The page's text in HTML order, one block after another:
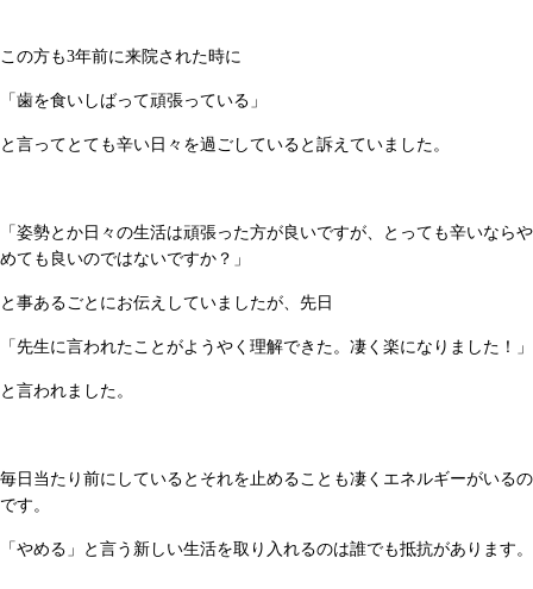
この方も3年前に来院された時に
「歯を食いしばって頑張っている」
と言ってとても辛い日々を過ごしていると訴えていました。
「姿勢とか日々の生活は頑張った方が良いですが、とっても辛いならや
めても良いのではないですか？」
と事あるごとにお伝えしていましたが、先日
「先生に言われたことがようやく理解できた。凄く楽になりました！」
と言われました。
毎日当たり前にしているとそれを止めることも凄くエネルギーがいるの
です。
「やめる」と言う新しい生活を取り入れるのは誰でも抵抗があります。